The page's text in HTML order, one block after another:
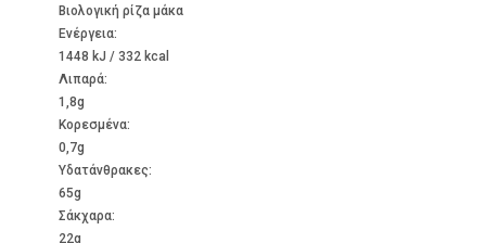
Βιολογική ρίζα μάκα
Ενέργεια:
1448 kJ / 332 kcal
Λιπαρά:
1,8g
Kορεσμένα:
0,7g
Υδατάνθρακες:
65g
Σάκχαρα:
22g